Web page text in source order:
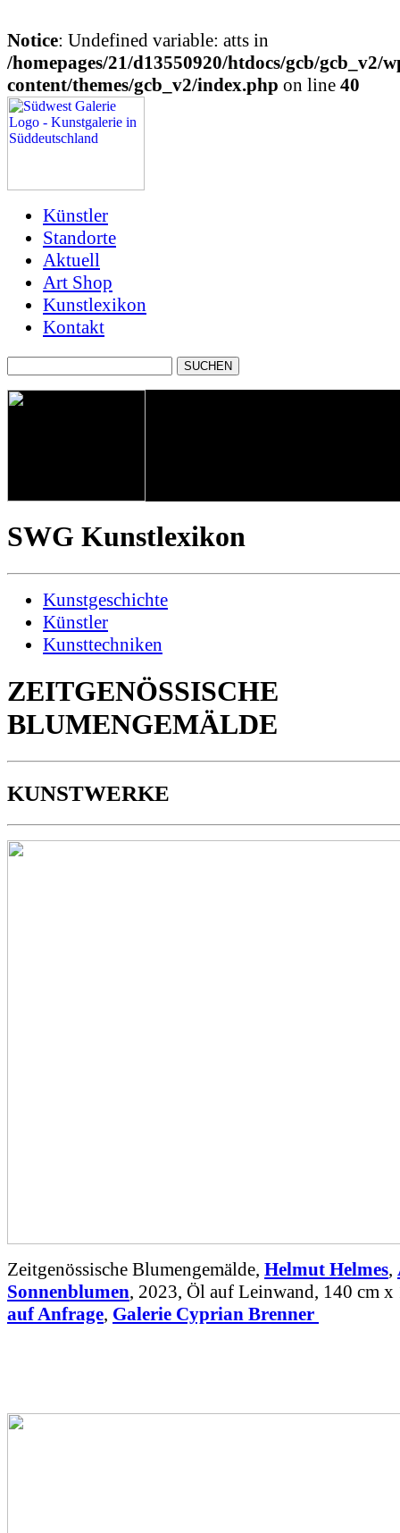
Notice: Undefined variable: atts in
/homepages/21/d13550920/htdocs/gcb/gcb_v2/
content/themes/gcb_v2/index.php on line 40
Künstler
Standorte
Aktuell
Art Shop
Kunstlexikon
Kontakt
SWG Kunstlexikon
Kunstgeschichte
Künstler
Kunsttechniken
ZEITGENÖSSISCHE
BLUMENGEMÄLDE
KUNSTWERKE
Zeitgenössische Blumengemälde, Helmut Helmes,
Sonnenblumen, 2023, Öl auf Leinwand, 140 cm
auf Anfrage, Galerie Cyprian Brenner